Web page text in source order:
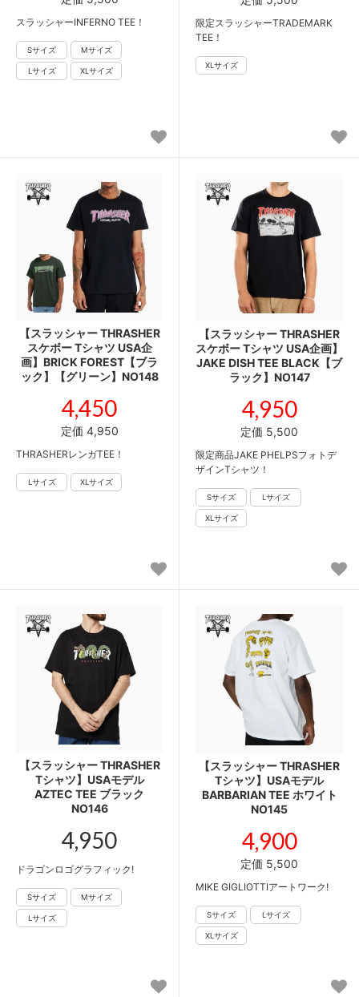
スラッシャーINFERNO TEE！
限定スラッシャーTRADEMARK
TEE！
【スラッシャー THRASHER
スケボー Tシャツ USA企
画】BRICK FOREST【ブラ
ック】【グリーン】NO148
4,450
定価 4,950
THRASHERレンガTEE！
【スラッシャー THRASHER
スケボー Tシャツ USA企画】
JAKE DISH TEE BLACK【ブ
ラック】NO147
4,950
定価 5,500
限定商品JAKE PHELPSフォトデ
ザインTシャツ！
【スラッシャー THRASHER
Tシャツ】USAモデル
AZTEC TEE ブラック
NO146
4,950
ドラゴンロゴグラフィック!
【スラッシャー THRASHER
Tシャツ】USAモデル
BARBARIAN TEE ホワイト
NO145
4,900
定価 5,500
MIKE GIGLIOTTIアートワーク!